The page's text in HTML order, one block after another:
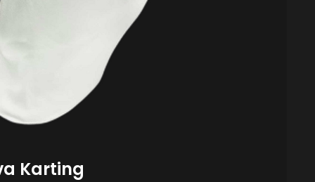
Karting